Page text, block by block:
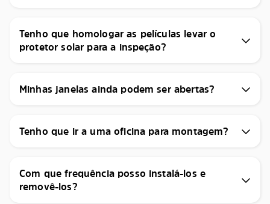
Tenho que homologar as películas levar o
protetor solar para a inspeção?
Minhas janelas ainda podem ser abertas?
Tenho que ir a uma oficina para montagem?
Com que frequência posso instalá-los e
removê-los?